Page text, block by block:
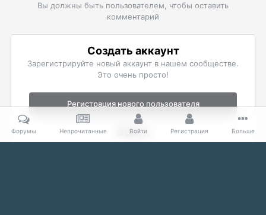
Вы должны быть пользователем, чтобы оставить
комментарий
Создать аккаунт
Зарегистрируйте новый аккаунт в нашем сообществе.
Это очень просто!
Регистрация нового пользователя
Войти
Уже есть аккаунт? Войти в систему.
Форумы Непрочитанные Войти Регистрация Больше